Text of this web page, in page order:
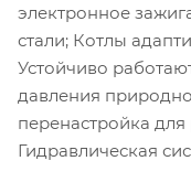
электронное
стали; Котлы
Устойчиво
давления
перенастройка
Гидравлическая